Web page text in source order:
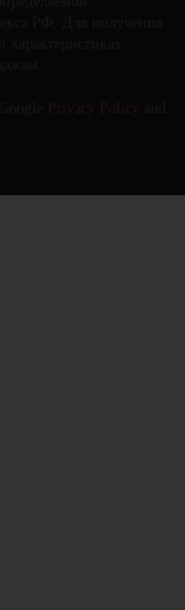
Privacy Policy